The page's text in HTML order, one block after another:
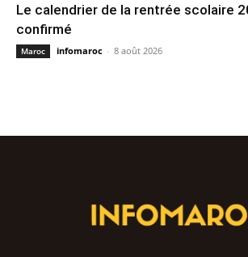
Le calendrier de la rentrée scolaire
confirmé
Maroc infomaroc - 8 août 2026